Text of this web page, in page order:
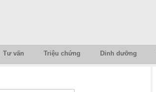
Tư vấn Triệu chứng Dinh dưỡng